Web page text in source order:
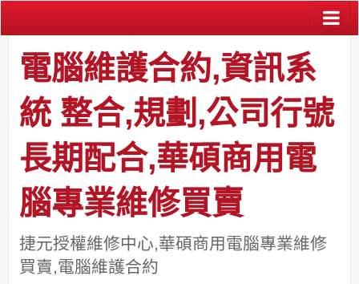
電腦維護合約,資訊系
統 整合,規劃,公司行號
長期配合,華碩商用電
腦專業維修買賣
捷元授權維修中心,華碩商用電腦專業維修
買賣,電腦維護合約